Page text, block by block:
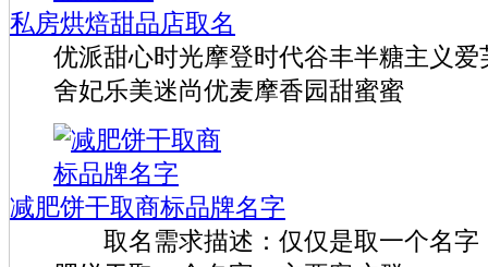
私房烘焙甜品店取名
优派甜心时光摩登时代谷丰半糖主义
舍妃乐美迷尚优麦摩香园甜蜜蜜
减肥饼干取商标品牌名字
取名需求描述：仅仅是取一个名字